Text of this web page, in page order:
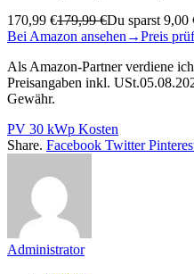
170,99 €179,99 €Du sparst 9,00
Bei Amazon ansehen →Preis
Als Amazon-Partner verdiene
Preisangaben inkl.
Gewähr.
PV 30 kWp Kosten
Share. Facebook Twitter
Administrator